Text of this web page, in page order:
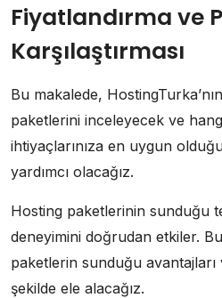
Fiyatlandırma ve
Karşılaştırması
Bu makalede,
paketlerini inceleyecek ve
ihtiyaçlarınıza en uygun
yardımcı olacağız.
Hosting paketlerinin sunduğu
deneyimini doğrudan etkiler.
paketlerin sunduğu
şekilde ele alacağız.